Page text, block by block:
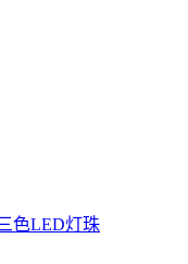
色LED灯珠